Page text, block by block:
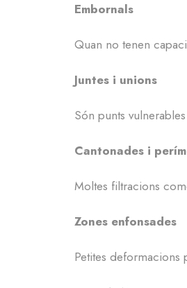
Embornals
Quan no tenen
Juntes i unions
Són punts
Cantonades i
Moltes filtracions
Zones enfonsades
Petites deformacions